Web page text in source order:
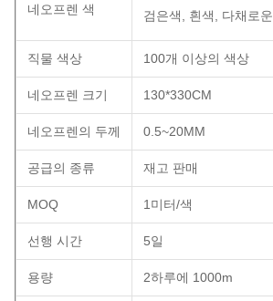
네오프렌 색 검은색, 흰색, 다채로운
직물 색상 100개 이상의 색상
네오프렌 크기 130*330CM
네오프렌의 두께 0.5~20MM
공급의 종류 재고 판매
MOQ 1미터/색
선행 시간 5일
용량 2하루에 1000m